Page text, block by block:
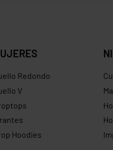
Redondo
V
Hoodies